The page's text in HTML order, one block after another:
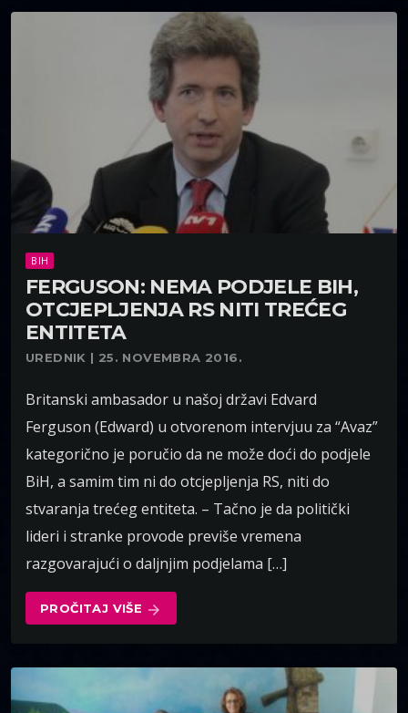
BIH
FERGUSON: NEMA PODJELE BIH,
OTCJEPLJENJA RS NITI TREĆEG
ENTITETA
UREDNIK | 25. NOVEMBRA 2016.
Britanski ambasador u našoj državi Edvard
Ferguson (Edward) u otvorenom intervjuu za “Avaz”
kategorično je poručio da ne može doći do podjele
BiH, a samim tim ni do otcjepljenja RS, niti do
stvaranja trećeg entiteta. – Tačno je da politički
lideri i stranke provode previše vremena
razgovarajući o daljnjim podjelama […]
PROČITAJ VIŠE arrow_forward